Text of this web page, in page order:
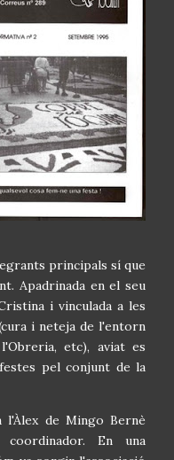
principals sí que
Apadrinada en el seu
i vinculada a les
i neteja de l'entorn
etc), aviat es
pel conjunt de la
l'Àlex de Mingo Bernè
coordinador. En una